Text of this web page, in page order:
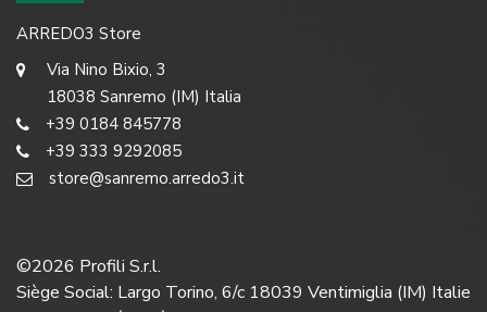
ARREDO3 Store
Via Nino Bixio, 3
18038 Sanremo (IM) Italia
+39 0184 845778
+39 333 9292085
store@sanremo.arredo3.it
©2026 Profili S.r.l.
Siège Social: Largo Torino, 6/c 18039 Ventimiglia (IM) Italie